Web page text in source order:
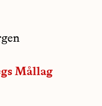
Mållag